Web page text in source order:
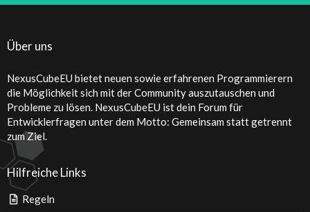
Über uns
NexusCubeEU bietet neuen sowie erfahrenen Programmierern
die Möglichkeit sich mit der Community auszutauschen und
Probleme zu lösen. NexusCubeEU ist dein Forum für
Entwicklerfragen unter dem Motto: Gemeinsam statt getrennt
zum Ziel.
Hilfreiche Links
Regeln